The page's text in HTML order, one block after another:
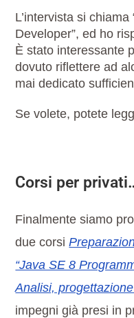
L’intervista si
Developer”, ed ho
È stato interessante
dovuto riflettere ad
mai dedicato
Se volete, potete
Corsi per
Finalmente siamo
due corsi
“Java SE 8
Analisi,
impegni già presi in